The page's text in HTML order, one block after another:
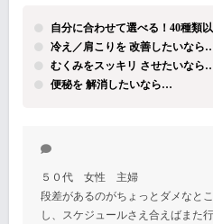
自分に合わせて選べる！40種類
冷え／肩こりを 改善したいなら
むくみをスッキリ させたいなら
便秘を 解消したいなら…
５０代 女性 主婦
段差があるのがちょっとダメなと
し、スケジュールさえ合えばまた